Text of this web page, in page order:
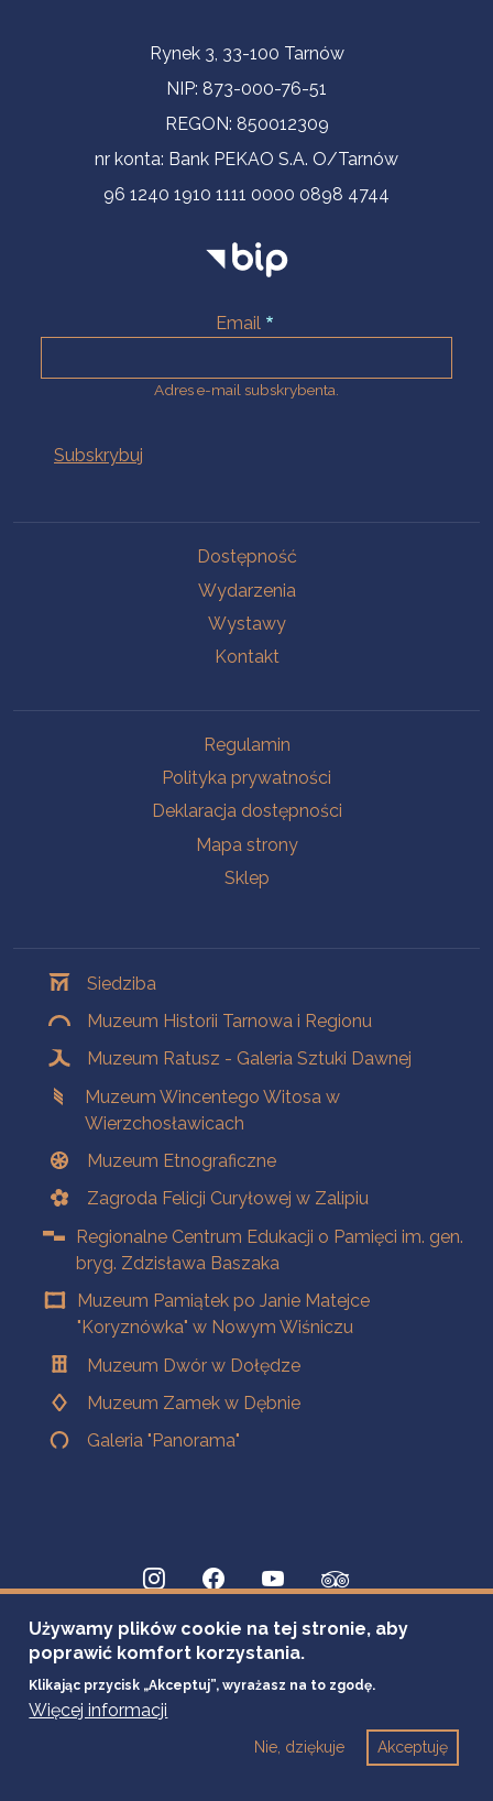
Informacje kontaktoweRynek 3, 33-100 Tarnów
NIP: 873-000-76-51
REGON: 850012309
nr konta: Bank PEKAO S.A. O/Tarnów
96 1240 1910 1111 0000 0898 4744
Email
Adres e-mail subskrybenta.
Dostępność
Wydarzenia
Wystawy
Kontakt
Regulamin
Polityka prywatności
Deklaracja dostępności
Mapa strony
Sklep
Siedziba
Muzeum Historii Tarnowa i Regionu
Muzeum Ratusz - Galeria Sztuki Dawnej
Muzeum Wincentego Witosa w
Wierzchosławicach
Muzeum Etnograficzne
Zagroda Felicji Curyłowej w Zalipiu
Regionalne Centrum Edukacji o Pamięci im. gen.
bryg. Zdzisława Baszaka
Muzeum Pamiątek po Janie Matejce
"Koryznówka" w Nowym Wiśniczu
Muzeum Dwór w Dołędze
Muzeum Zamek w Dębnie
Galeria "Panorama"
Używamy plików cookie na tej stronie, aby
poprawić komfort korzystania.
Klikając przycisk „Akceptuj”, wyrażasz na to zgodę.
Więcej informacji
Akceptuję
Nie, dziękuje